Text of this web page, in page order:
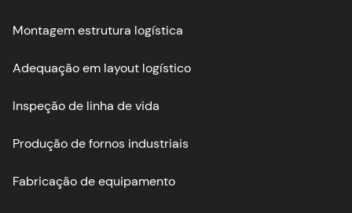
Montagem estrutura logística
Adequação em layout logístico
Inspeção de linha de vida
Produção de fornos industriais
Fabricação de equipamento